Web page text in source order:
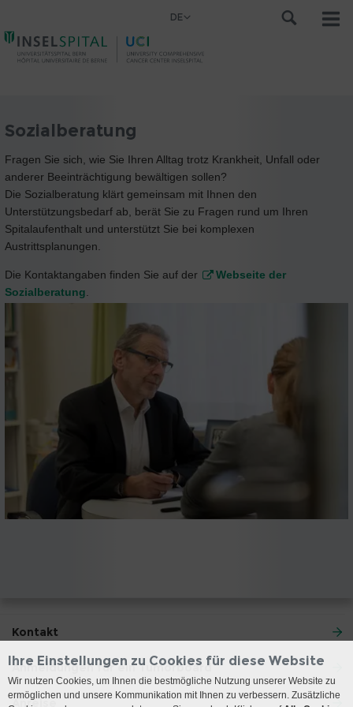
DE
Sozialberatung
Fragen Sie sich, wie Sie Ihren Alltag trotz Krankheit, Unfall oder
anderer Beeinträchtigung bewältigen sollen?
Die Sozialberatung klärt gemeinsam mit Ihnen den
Unterstützungsbedarf ab, berät Sie zu Fragen rund um Ihren
Spitalaufenthalt und unterstützt Sie bei komplexen
Austrittsplanungen.
Die Kontaktangaben finden Sie auf der
Webseite der
Sozialberatung
Kontakt
Anmeldungen für ein Tumorboard
Anreise
Ihre Einstellungen zu Cookies für diese Website
Wir nutzen Cookies, um Ihnen die bestmögliche Nutzung unserer Website zu
ermöglichen und unsere Kommunikation mit Ihnen zu verbessern. Zusätzliche